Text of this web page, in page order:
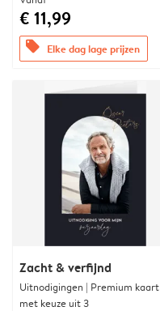
€ 11,99
offers Elke dag lage prijzen
Zacht & verfijnd
Uitnodigingen | Premium kaart
met keuze uit 3